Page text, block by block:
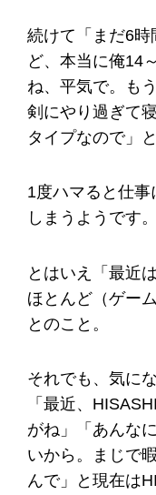
続けて「まだ6
ど、本当に俺14
ね、平気で。も
剣にやり過ぎて
タイプなので」と
1度ハマると仕
しまうようです。
とはいえ「最近
ほとんど（ゲー
とのこと。
それでも、気に
「最近、
がね」「あんな
いから。まじで
んで」と現在は